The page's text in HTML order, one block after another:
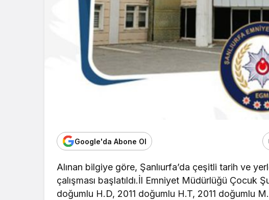
Google'da Abone Ol
Alınan bilgiye göre, Şanlıurfa’da çeşitli tarih ve
çalışması başlatıldı.İl Emniyet Müdürlüğü Çocuk
doğumlu H.D, 2011 doğumlu H.T, 2011 doğumlu